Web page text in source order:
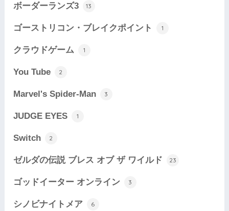
ボーダーランズ3 13
ゴーストリコン・ブレイクポイント 1
クラウドゲーム 1
You Tube 2
Marvel's Spider-Man 3
JUDGE EYES 1
Switch 2
ゼルダの伝説 ブレス オブ ザ ワイルド 23
ゴッドイーター オンライン 3
シノビナイトメア 6